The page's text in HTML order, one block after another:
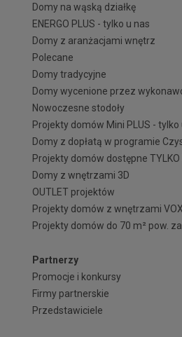
Domy na wąską działkę
ENERGO PLUS - tylko u nas
Domy z aranżacjami wnętrz
Polecane
Domy tradycyjne
Domy wycenione przez
Nowoczesne stodoły
Projekty domów Mini PLUS - tylko
Domy z dopłatą w programie
Projekty domów dostępne TYLKO
Domy z wnętrzami 3D
OUTLET projektów
Projekty domów z wnętrzami VOX
Projekty domów do 70 m² pow.
Partnerzy
Promocje i konkursy
Firmy partnerskie
Przedstawiciele